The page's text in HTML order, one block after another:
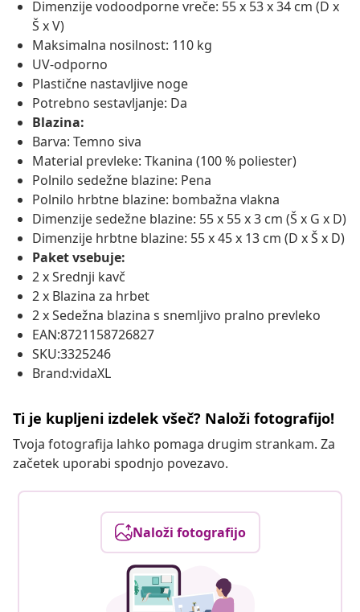
Dimenzije vodoodporne vreče: 55 x 53 x 34 cm (D x
Š x V)
Maksimalna nosilnost: 110 kg
UV-odporno
Plastične nastavljive noge
Potrebno sestavljanje: Da
Blazina:
Barva: Temno siva
Material prevleke: Tkanina (100 % poliester)
Polnilo sedežne blazine: Pena
Polnilo hrbtne blazine: bombažna vlakna
Dimenzije sedežne blazine: 55 x 55 x 3 cm (Š x G x D)
Dimenzije hrbtne blazine: 55 x 45 x 13 cm (D x Š x D)
Paket vsebuje:
2 x Srednji kavč
2 x Blazina za hrbet
2 x Sedežna blazina s snemljivo pralno prevleko
EAN:8721158726827
SKU:3325246
Brand:vidaXL
Ti je kupljeni izdelek všeč? Naloži fotografijo!
Tvoja fotografija lahko pomaga drugim strankam. Za
začetek uporabi spodnjo povezavo.
Naloži fotografijo